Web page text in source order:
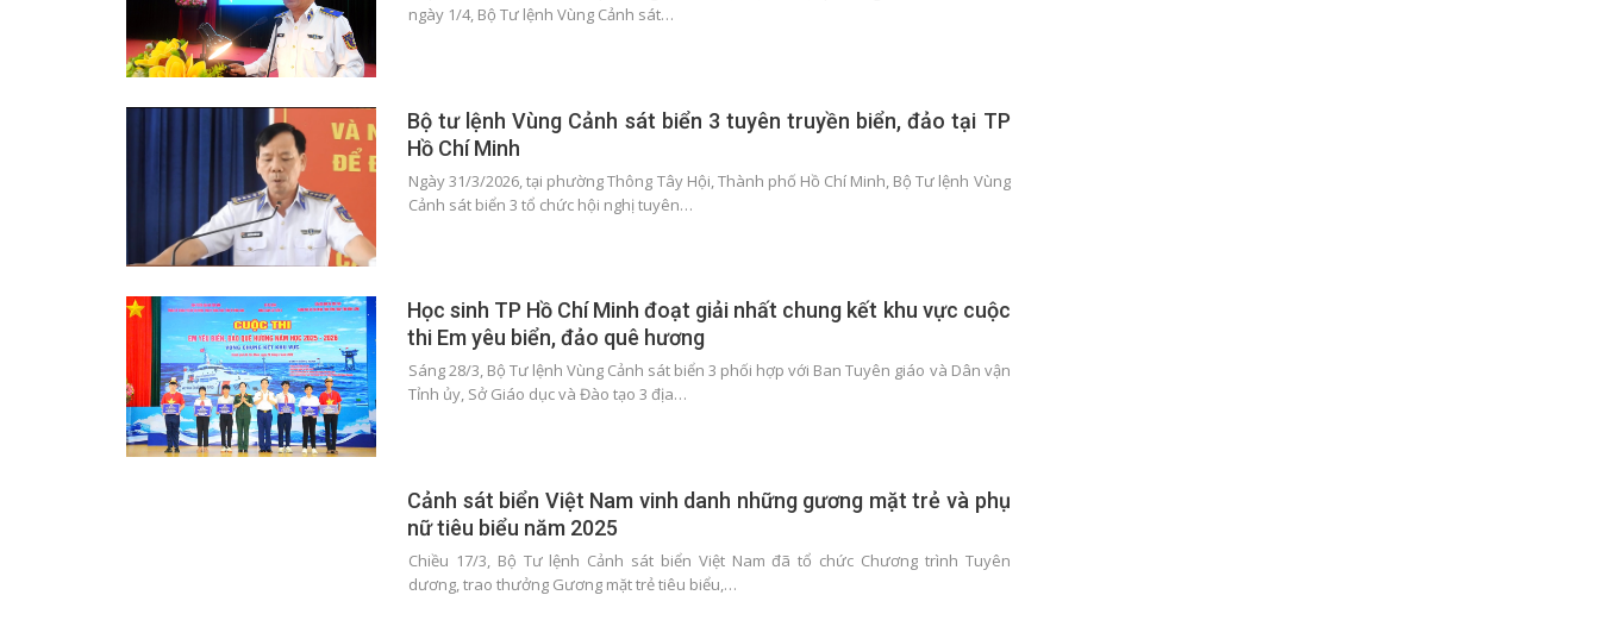
ngày 1/4, Bộ Tư lệnh Vùng Cảnh sát…
Bộ tư lệnh Vùng Cảnh sát biển 3 tuyên truyền biển, đảo tại TP
Hồ Chí Minh
Ngày 31/3/2026, tại phường Thông Tây Hội, Thành phố Hồ Chí Minh, Bộ Tư lệnh Vùng
Cảnh sát biển 3 tổ chức hội nghị tuyên…
Học sinh TP Hồ Chí Minh đoạt giải nhất chung kết khu vực cuộc
thi Em yêu biển, đảo quê hương
Sáng 28/3, Bộ Tư lệnh Vùng Cảnh sát biển 3 phối hợp với Ban Tuyên giáo và Dân vận
Tỉnh ủy, Sở Giáo dục và Đào tạo 3 địa…
Cảnh sát biển Việt Nam vinh danh những gương mặt trẻ và phụ
nữ tiêu biểu năm 2025
Chiều 17/3, Bộ Tư lệnh Cảnh sát biển Việt Nam đã tổ chức Chương trình Tuyên
dương, trao thưởng Gương mặt trẻ tiêu biểu,…